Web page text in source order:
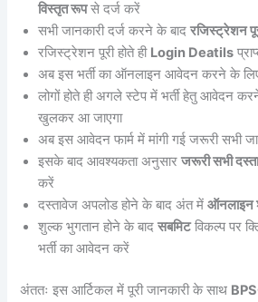
विस्तृत रूपसे दर्ज करें
सभी जानकारी दर्ज करने के बादरजिस्ट्रेशन
रजिस्ट्रेशन पूरी होते ही Login Deatils
अब इस भर्ती का ऑनलाइन आवेदन करने के
लोगों होते ही अगले स्टेप में भर्ती हेतु आवेदन
खुलकर आ जाएगा
अब इस आवेदन फार्म में मांगी गई जरूरी सभी
इसके बाद आवश्यकता अनुसारजरूरी सभी
करें
दस्तावेज अपलोड होने के बाद अंत मेंऑनलाइन
शुल्क भुगतान होने के बादसबमिटविकल्प पर
भर्ती का आवेदन करें
अंततः इस आर्टिकल में पूरी जानकारी के साथ